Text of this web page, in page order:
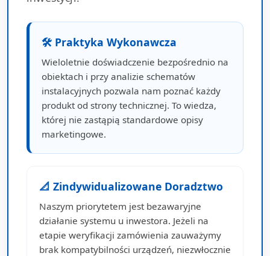
🛠 Praktyka Wykonawcza
Wieloletnie doświadczenie bezpośrednio na
obiektach i przy analizie schematów
instalacyjnych pozwala nam poznać każdy
produkt od strony technicznej. To wiedza,
której nie zastąpią standardowe opisy
marketingowe.
📐 Zindywidualizowane Doradztwo
Naszym priorytetem jest bezawaryjne
działanie systemu u inwestora. Jeżeli na
etapie weryfikacji zamówienia zauważymy
brak kompatybilności urządzeń, niezwłocznie